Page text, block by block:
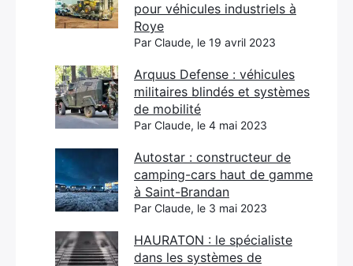
pour véhicules industriels à
Roye
Par Claude, le 19 avril 2023
Arquus Defense : véhicules
militaires blindés et systèmes
de mobilité
Par Claude, le 4 mai 2023
Autostar : constructeur de
camping-cars haut de gamme
à Saint-Brandan
Par Claude, le 3 mai 2023
HAURATON : le spécialiste
dans les systèmes de